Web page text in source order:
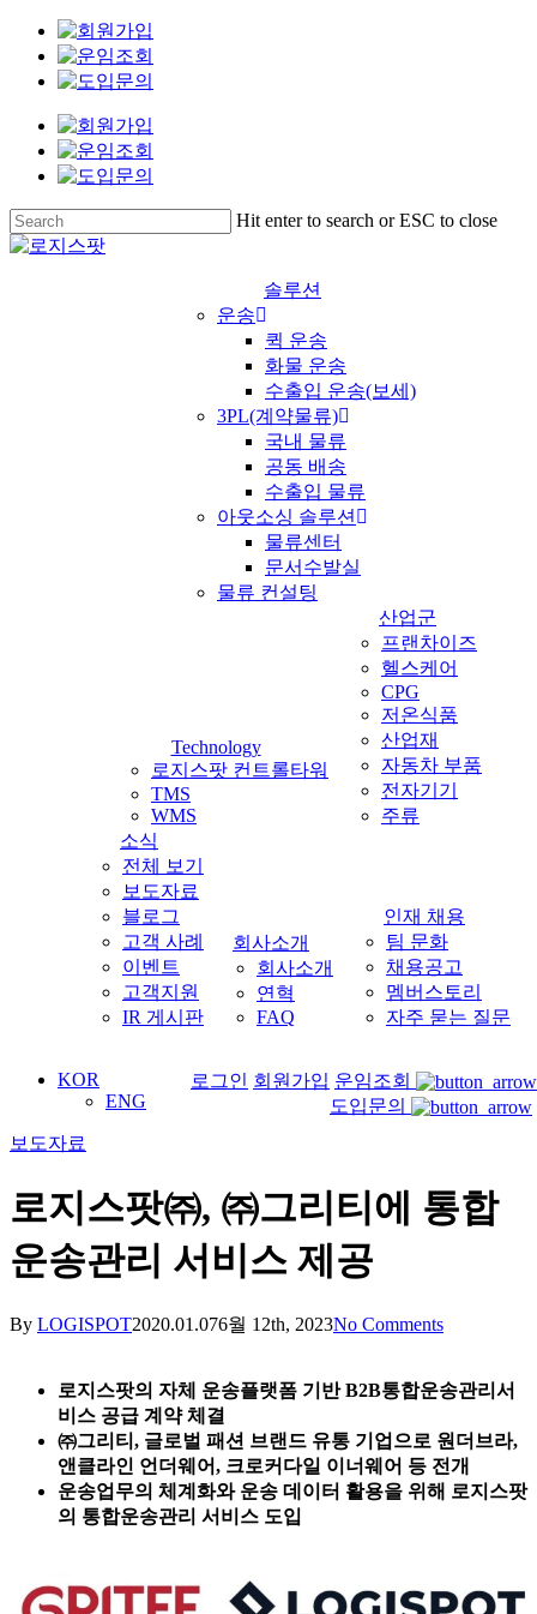
Skip
content
Hit enter to search or ESC to close
Close
솔루션
운송
퀵 운송
화물 운송
수출입 운송(보세)
3PL(계약물류)
국내 물류
공동 배송
수출입 물류
아웃소싱 솔루션
물류센터
문서수발실
물류 컨설팅
Technology
로지스팟 컨트롤타워
TMS
WMS
산업군
프랜차이즈
헬스케어
CPG
저온식품
산업재
자동차 부품
전자기기
주류
소식
전체 보기
보도자료
블로그
고객 사례
이벤트
고객지원
IR 게시판
회사소개
회사소개
연혁
FAQ
인재 채용
팀 문화
채용공고
멤버스토리
자주 묻는 질문
로그인 회원가입 운임조회
도입문의
KOR
ENG
보도자료
로지스팟㈜, ㈜그리티에 통합
운송관리 서비스 제공
By LOGISPOT2020.01.076월 12th, 2023No Comments
로지스팟의 자체 운송플랫폼 기반 B2B통합운송관리서
비스 공급 계약 체결
㈜그리티, 글로벌 패션 브랜드 유통 기업으로 원더브라,
앤클라인 언더웨어, 크로커다일 이너웨어 등 전개
운송업무의 체계화와 운송 데이터 활용을 위해 로지스팟
의 통합운송관리 서비스 도입